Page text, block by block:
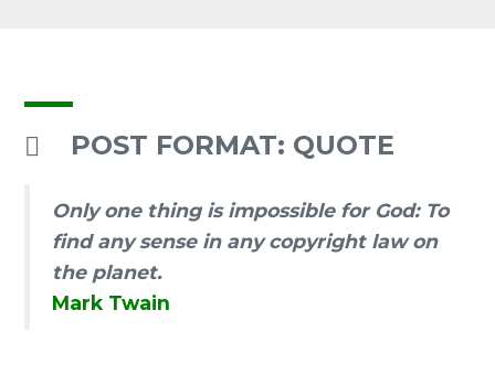
POST FORMAT: QUOTE
Only one thing is impossible for God: To
find any sense in any copyright law on
the planet.
Mark Twain